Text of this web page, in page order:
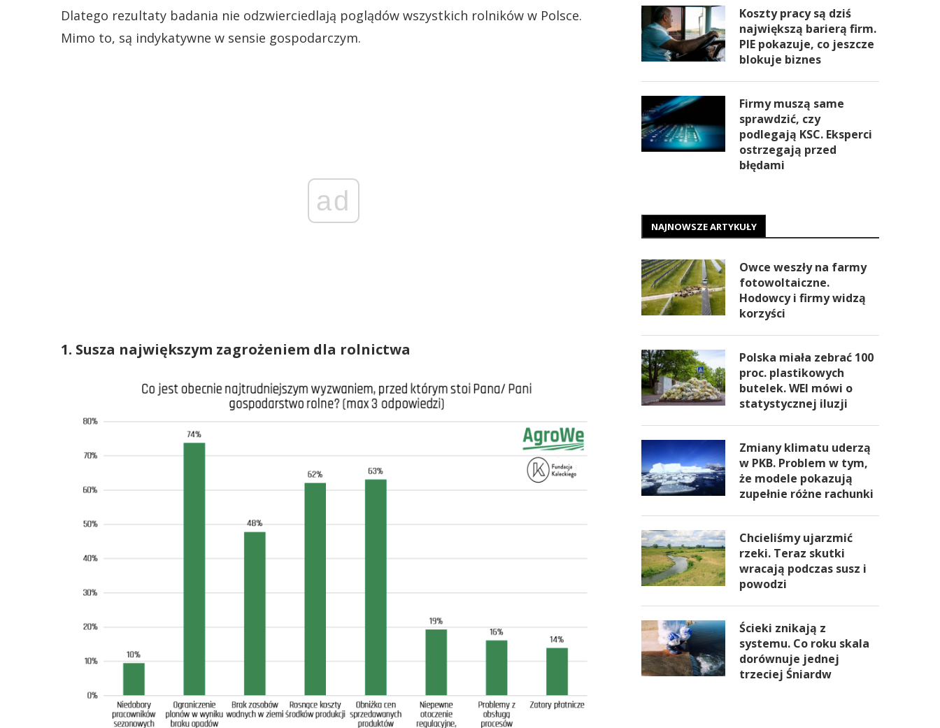
Dlatego rezultaty badania nie odzwierciedlają poglądów wszystkich rolników w Polsce.
Mimo to, są indykatywne w sensie gospodarczym.
ad
1. Susza największym zagrożeniem dla rolnictwa
Koszty pracy są dziś
największą barierą firm.
PIE pokazuje, co jeszcze
blokuje biznes
Firmy muszą same
sprawdzić, czy
podlegają KSC. Eksperci
ostrzegają przed
błędami
NAJNOWSZE ARTYKUŁY
Owce weszły na farmy
fotowoltaiczne.
Hodowcy i firmy widzą
korzyści
Polska miała zebrać 100
proc. plastikowych
butelek. WEI mówi o
statystycznej iluzji
Zmiany klimatu uderzą
w PKB. Problem w tym,
że modele pokazują
zupełnie różne rachunki
Chcieliśmy ujarzmić
rzeki. Teraz skutki
wracają podczas susz i
powodzi
Ścieki znikają z
systemu. Co roku skala
dorównuje jednej
trzeciej Śniardw